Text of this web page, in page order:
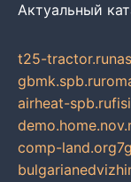
Актуальный
t25-tractor.ru
gbmk.spb.ru
airheat-spb.ru
comp-land.org